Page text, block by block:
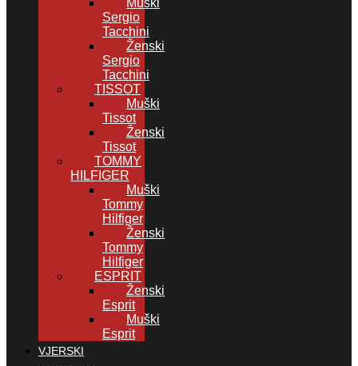
Muški
Sergio
Tacchini
Ženski
Sergio
Tacchini
TISSOT
Muški
Tissot
Ženski
Tissot
TOMMY
HILFIGER
Muški
Tommy
Hilfiger
Ženski
Tommy
Hilfiger
ESPRIT
Ženski
Esprit
Muški
Esprit
VJERSKI